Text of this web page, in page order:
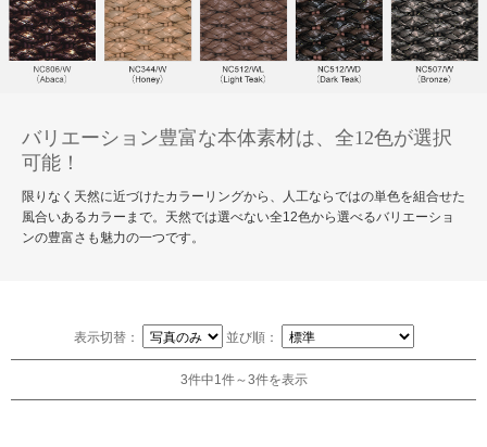
バリエーション豊富な本体素材は、全12色が選択
可能！
限りなく天然に近づけたカラーリングから、人工ならではの単色を組合せた
風合いあるカラーまで。天然では選べない全12色から選べるバリエーショ
ンの豊富さも魅力の一つです。
表示切替： 並び順：
3件中1件～3件を表示